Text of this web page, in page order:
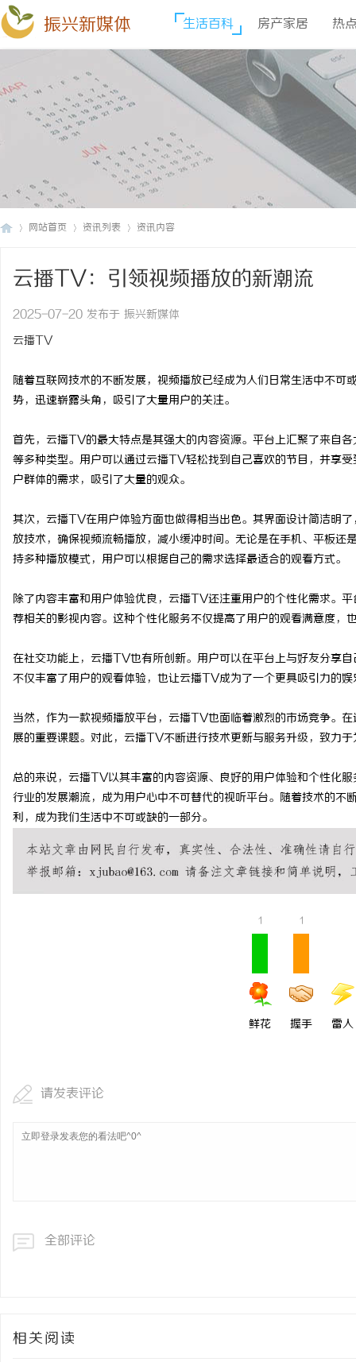
振兴新媒体 生活百科 房产家居 热
网站首页 资讯列表 资讯内容
云播TV：引领视频播放的新潮流
2025-07-20 发布于 振兴新媒体
云播TV
随着互联网技术的不断发展，视频播放已经成为人们日常生活中不
势，迅速崭露头角，吸引了大量用户的关注。
首先，云播TV的最大特点是其强大的内容资源。平台上汇聚了来自
等多种类型。用户可以通过云播TV轻松找到自己喜欢的节目，并享
户群体的需求，吸引了大量的观众。
其次，云播TV在用户体验方面也做得相当出色。其界面设计简洁明
放技术，确保视频流畅播放，减小缓冲时间。无论是在手机、平板
持多种播放模式，用户可以根据自己的需求选择最适合的观看方式。
除了内容丰富和用户体验优良，云播TV还注重用户的个性化需求。
荐相关的影视内容。这种个性化服务不仅提高了用户的观看满意度
在社交功能上，云播TV也有所创新。用户可以在平台上与好友分享
不仅丰富了用户的观看体验，也让云播TV成为了一个更具吸引力的娱
当然，作为一款视频播放平台，云播TV也面临着激烈的市场竞争。
展的重要课题。对此，云播TV不断进行技术更新与服务升级，致力
总的来说，云播TV以其丰富的内容资源、良好的用户体验和个性化
行业的发展潮流，成为用户心中不可替代的视听平台。随着技术的
利，成为我们生活中不可或缺的一部分。
1
鲜花
1
握手 雷人
请发表评论
全部评论
相关阅读
商标购买：即买即用，